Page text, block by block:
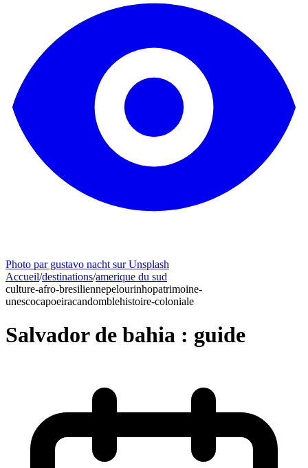
Photo par gustavo nacht sur Unsplash
Accueil/destinations/amerique du sud
culture-afro-bresiliennepelourinhopatrimoine-
unescocapoeiracandomblehistoire-coloniale
Salvador de bahia : guide